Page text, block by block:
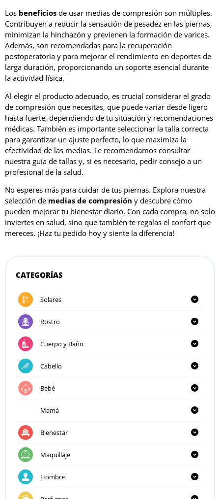
CATEGORÍAS
Solares
Rostro
Cuerpo y Baño
Cabello
Bebé
Mamá
Bienestar
Maquillaje
Hombre
Los beneficios de usar medias de compresión son múltiples.
Contribuyen a reducir la sensación de pesadez en las piernas,
minimizan la hinchazón y previenen la formación de varices.
Además, son recomendadas para la recuperación
postoperatoria y para mejorar el rendimiento en deportes de
larga duración, proporcionando un soporte esencial durante
la actividad física.
Al elegir el producto adecuado, es crucial considerar el grado
de compresión que necesitas, que puede variar desde ligero
hasta fuerte, dependiendo de tu situación y recomendaciones
médicas. También es importante seleccionar la talla correcta
para garantizar un ajuste perfecto, lo que maximiza la
efectividad de las medias. Te recomendamos consultar
nuestra guía de tallas y, si es necesario, pedir consejo a un
profesional de la salud.
No esperes más para cuidar de tus piernas. Explora nuestra
selección de medias de compresión y descubre cómo
pueden mejorar tu bienestar diario. Con cada compra, no solo
inviertes en salud, sino que también te regalas el confort que
mereces. ¡Haz tu pedido hoy y siente la diferencia!